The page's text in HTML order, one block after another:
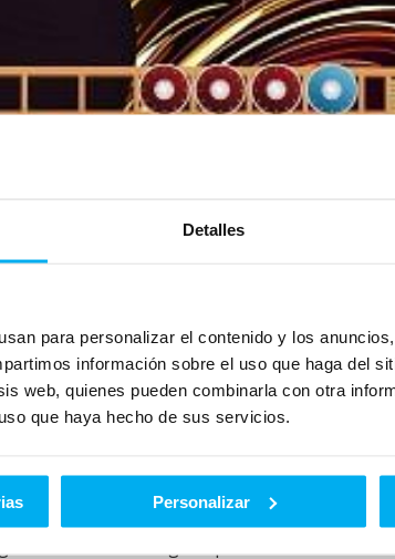
Detalles
para personalizar el contenido y los
información sobre el uso que haga del
web, quienes pueden combinarla con otra
que haya hecho de sus servicios.
Personalizar
del Entierro de la Sardina
de la Sardina está cada vez más cerca.